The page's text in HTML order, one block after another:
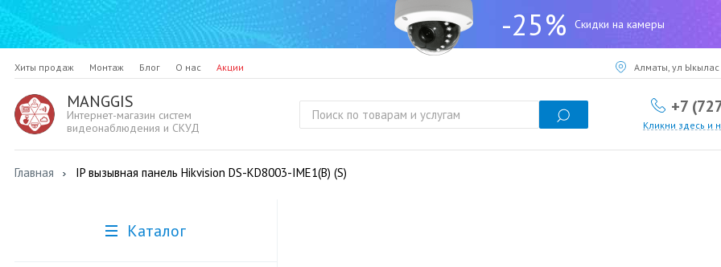
-25% Скидки на камеры
Хиты продаж Монтаж Блог О нас Акции Алматы, ул Ыкылас
MANGGIS
Интернет-магазин систем
видеонаблюдения и СКУД
+7
Кликни здесь и
Главная IP вызывная панель Hikvision DS-KD8003-IME1(B) (S)
Каталог